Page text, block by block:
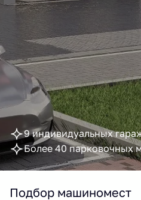
9 индивидуальных
Более 40 парковочных
Подбор машиномест